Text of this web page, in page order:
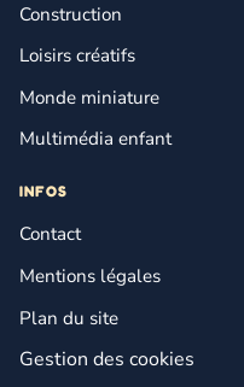
Construction
Loisirs créatifs
Monde miniature
Multimédia enfant
INFOS
Contact
Mentions légales
Plan du site
Gestion des cookies